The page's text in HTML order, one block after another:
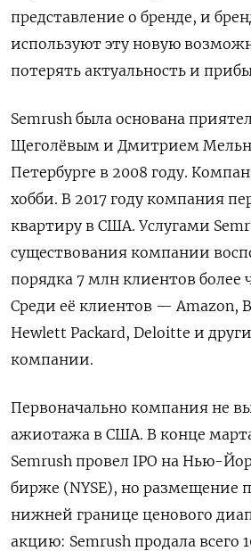
представление о бренде, и
используют эту новую
потерять актуальность и
Semrush была основана
Щеголёвым и Дмитрием
Петербурге в 2008 году.
хобби. В 2017 году компания
квартиру в США. Услугами
существования компании
порядка 7 млн клиентов более
Среди её клиентов — Amazon,
Hewlett Packard, Deloitte и
компании.
Первоначально компания не
ажиотажа в США. В конце марта
Semrush провел IPO на Нью-
бирже (NYSE), но размещение
нижней границе ценового
акцию: Semrush продала всего